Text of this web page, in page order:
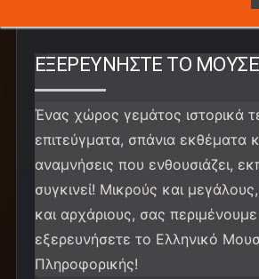
ΕΞΕΡΕΥΝΉΣΤΕ ΤΟ
Ένας χώρος γεμάτος ιστορικά
επιτεύγματα, σπάνια εκθέματα
αναμνήσεις που ενθουσιάζει,
συγκινεί! Μικρούς και
και αρχάριους, σας
εξερευνήσετε το Ελληνικό
Πληροφορικής!